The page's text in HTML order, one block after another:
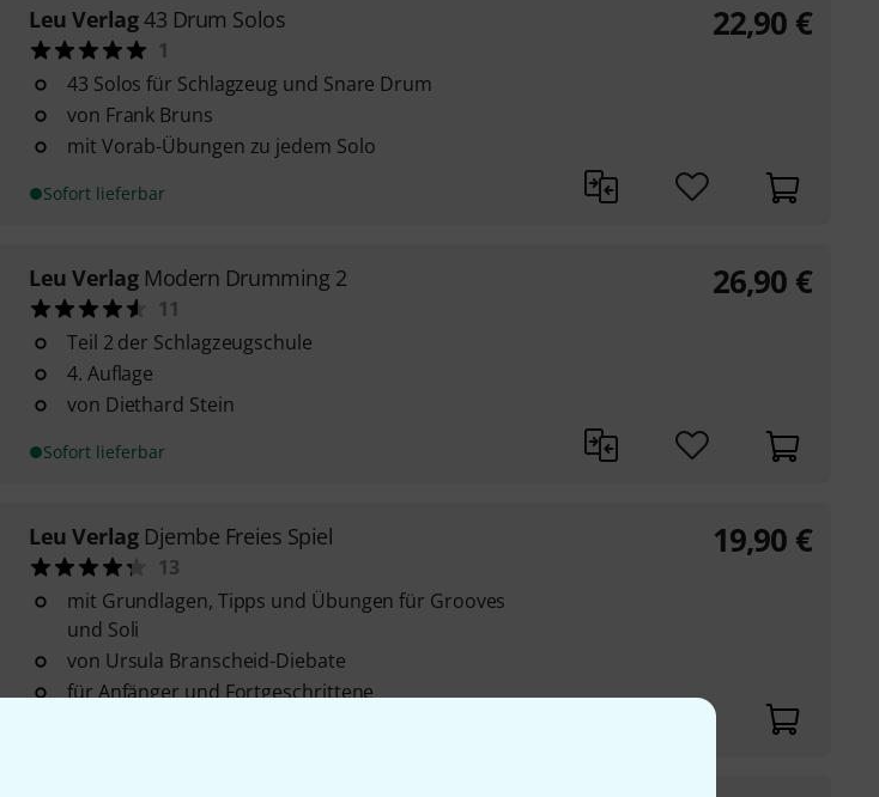
Leu Verlag43 Drum Solos
1
43 Solos für Schlagzeug und Snare Drum
von Frank Bruns
mit Vorab-Übungen zu jedem Solo
Sofort lieferbar
22,90 €
Leu Verlag Modern Drumming 2
11
Teil 2 der Schlagzeugschule
4. Auflage
von Diethard Stein
Sofort lieferbar
26,90 €
Leu Verlag Djembe Freies Spiel
13
mit Grundlagen, Tipps und Übungen für Grooves
und Soli
von Ursula Branscheid-Diebate
für Anfänger und Fortgeschrittene
19,90 €